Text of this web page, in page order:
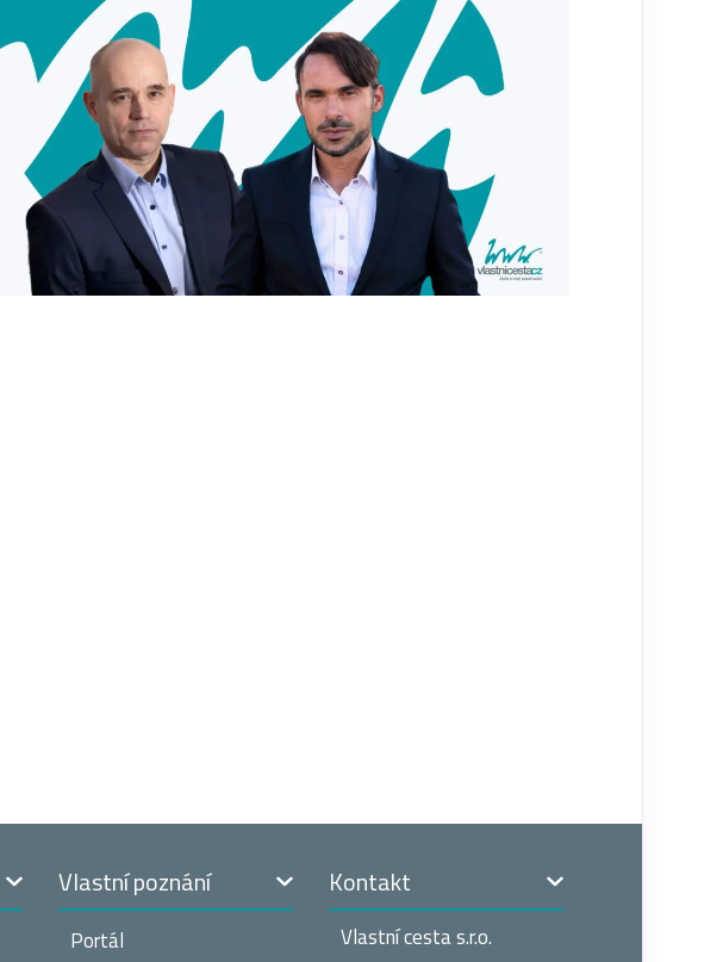
Vlastní poznání
Portál
Kontakt
Vlastní cesta s.r.o.